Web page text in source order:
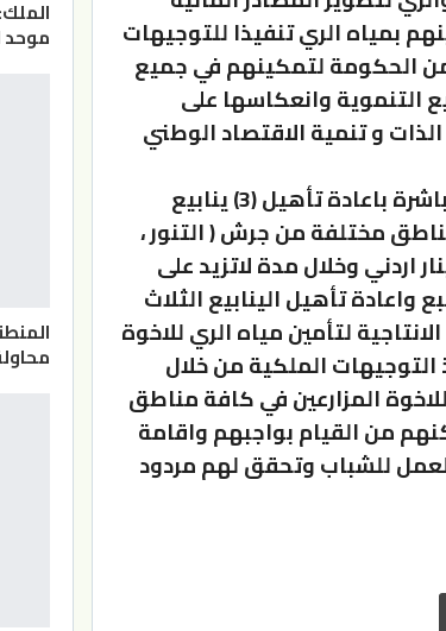
بمياه الري تنفيذا للتوجيهات
من الحكومة لتمكينهم في جميع
وانعكاسها على
و تنمية الاقتصاد الوطني
وبينت الوزارة / سلطة المياه انه سيتم المباشرة باعادة تأهيل (3) ينابيع
مختلفة من جرش ( التنور ،
) بقيمة (39,950) الف دينار اردني وخلال مدة لاتزيد على
تأهيل الينابيع الثلاث
لتأمين مياه الري للاخوة
الملكية من خلال
المزارعين في كافة مناطق
من القيام بواجبهم واقامة
للشباب وتحقق لهم مردود
موحد
محاولة